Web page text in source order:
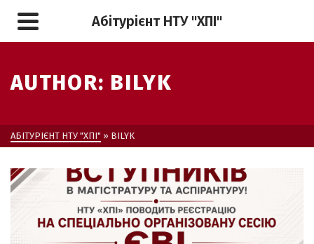
Абітурієнт НТУ "ХПІ"
AUTHOR: BILYK
АБІТУРІЄНТ НТУ "ХПІ" » BILYK